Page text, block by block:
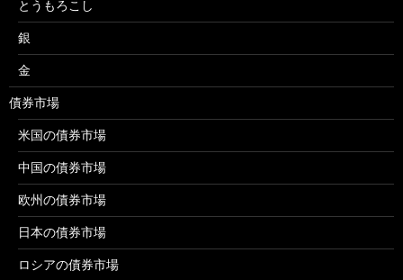
とうもろこし
銀
金
債券市場
米国の債券市場
中国の債券市場
欧州の債券市場
日本の債券市場
ロシアの債券市場